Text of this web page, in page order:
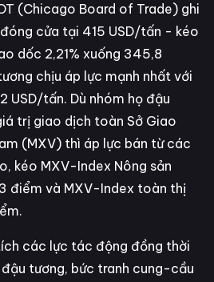
(Chicago Board of Trade) ghi
đóng cửa tại 415 USD/tấn - kéo
dốc 2,21% xuống 345,8
chịu áp lực mạnh nhất với
USD/tấn. Dù nhóm họ đậu
trị giao dịch toàn Sở Giao
(MXV) thì áp lực bán từ các
kéo MXV-Index Nông sản
điểm và MXV-Index toàn thị
các lực tác động đồng thời
tương, bức tranh cung-cầu